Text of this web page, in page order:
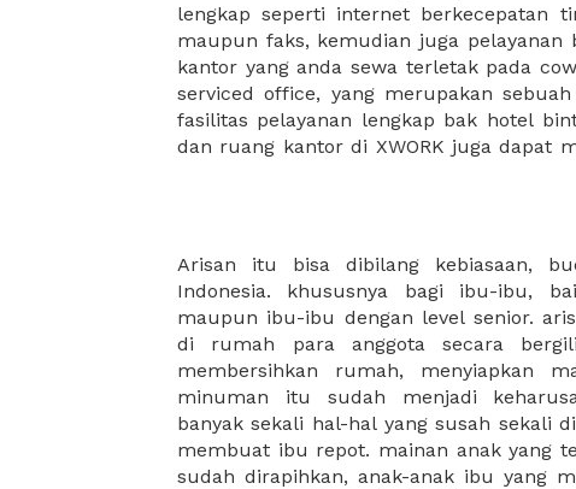
lengkap seperti internet berkecepatan
maupun faks, kemudian juga pelayanan
kantor yang anda sewa terletak pada
serviced office, yang merupakan
fasilitas pelayanan lengkap bak hotel
dan ruang kantor di XWORK juga dapat
kantor Anda, karena anda dapat memilih
sewa, kemudian Anda dapat survey
kantor Anda, semuanya akan dibuat
kantor terbaik Anda, dan juga sewa
Arisan itu bisa dibilang kebiasaan,
Indonesia. khususnya bagi ibu-ibu,
maupun ibu-ibu dengan level senior.
di rumah para anggota secara
membersihkan rumah, menyiapkan
minuman itu sudah menjadi
banyak sekali hal-hal yang susah sekali
membuat ibu repot. mainan anak yang
sudah dirapihkan, anak-anak ibu yang
atau memesan catering dalam jumlah
restoran biasanya terdapat juga
memesan jauh-jauh hari untuk jumlah
jika restoran langganan ibu sudah full
mencari alternatif option dengan tempat
sesuai dengan hati ibu. nah, ibu harus
membantu kebutuhan ibu untuk
masukan hari dan waktunya, pax untuk
arisan.. dan semuanya akan muncul di